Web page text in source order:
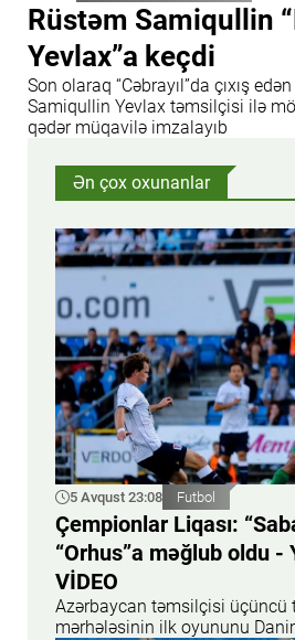
Rüstəm Samiqullin
Yevlax”a keçdi
Son olaraq “Cəbrayıl”da çıxış
Samiqullin Yevlax təmsilçisi ilə
qədər müqavilə imzalayıb
Ən çox oxunanlar
5 Avqust 23:08 Futbol
Çempionlar Liqası:
“Orhus”a məğlub oldu -
VİDEO
Azərbaycan təmsilçisi üçüncü
mərhələsinin ilk oyununu